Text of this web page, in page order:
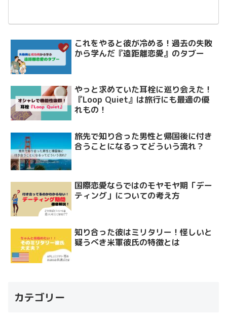
これをやると彼が冷める！過去の失敗
から学んだ『遠距離恋愛』のタブー
やっと求めていた耳栓に巡り会えた！
『Loop Quiet』は旅行にも最適の優
れもの！
旅先で知り合った男性と帰国後に付き
合うことになるってどういう流れ？
国際恋愛ならではのモヤモヤ期「デー
ティング」についての考え方
知り合った彼はミリタリー！怪しいと
疑うべき米軍彼氏の特徴とは
カテゴリー